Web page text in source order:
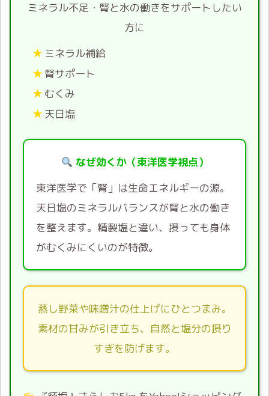
ミネラル不足・腎と水の働きをサポートしたい
方に
ミネラル補給
腎サポート
むくみ
天日塩
なぜ効くか（東洋医学視点）
東洋医学で「腎」は生命エネルギーの源。
天日塩のミネラルバランスが腎と水の働き
を整えます。精製塩と違い、摂っても身体
がむくみにくいのが特徴。
蒸し野菜や味噌汁の仕上げにひとつまみ。
素材の甘みが引き立ち、自然と塩分の摂り
すぎを防げます。